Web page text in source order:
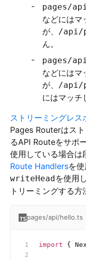
pages/
などにはマ
が、 /api/
ん。
pages/
などにはマ
が、 /api/
にはマッチ
ストリーミングレス
Pages Routerはス
るAPI Routeをサポ
使用している場合は
Route Handlersを
writeHeadを使用
トリーミングする方
pages/api/hello.ts
import {